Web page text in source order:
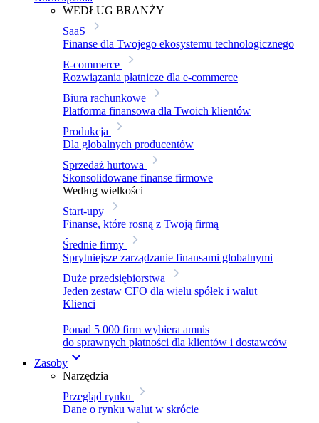
WEDŁUG BRANŻY
SaaS
Finanse dla Twojego ekosystemu technologicznego
E-commerce
Rozwiązania płatnicze dla e-commerce
Biura rachunkowe
Platforma finansowa dla Twoich klientów
Produkcja
Dla globalnych producentów
Sprzedaż hurtowa
Skonsolidowane finanse firmowe
Według wielkości
Start-upy
Finanse, które rosną z Twoją firmą
Średnie firmy
Sprytniejsze zarządzanie finansami globalnymi
Duże przedsiębiorstwa
Jeden zestaw CFO dla wielu spółek i walut
Klienci
Ponad 5 000 firm wybiera amnis
do sprawnych płatności dla klientów i dostawców
Zasoby
Narzędzia
Przegląd rynku
Dane o rynku walut w skrócie